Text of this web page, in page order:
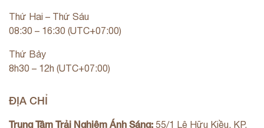
Thứ Hai – Thứ Sáu
08:30 – 16:30 (UTC+07:00)
Thứ Bảy
8h30 – 12h (UTC+07:00)
ĐỊA CHỈ
Trung Tâm Trải Nghiệm Ánh Sáng: 55/1 Lê Hữu Kiều, KP.